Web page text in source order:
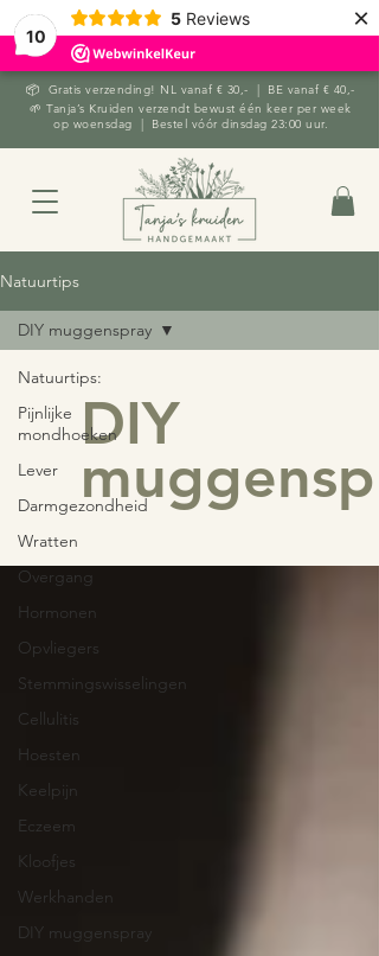
10
5 Reviews ×
📦 Gratis verzending! NL vanaf € 30,- | BE vanaf € 40,-
🌱 Tanja’s Kruiden verzendt bewust één keer per week
op woensdag | Bestel vóór dinsdag 23:00 uur.
Natuurtips
Natuurtips:
Pijnlijke
mondhoeken
Lever
Darmgezondheid
Wratten
Overgang
Hormonen
Opvliegers
Stemmingswisselingen
Cellulitis
Hoesten
Keelpijn
Eczeem
Kloofjes
Werkhanden
DIY muggenspray
DIY muggenspray
DIY